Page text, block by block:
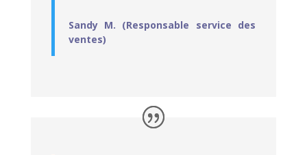
Sandy M. (Responsable service des
ventes)